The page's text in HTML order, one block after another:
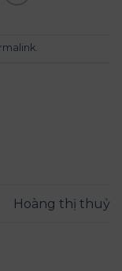
.
Hoàng thị thuỷ